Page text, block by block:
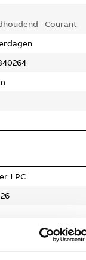
- Courant
1 PC